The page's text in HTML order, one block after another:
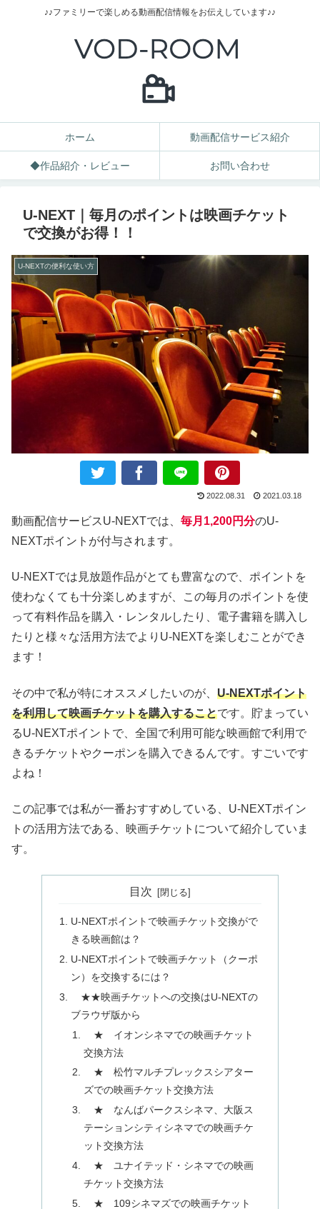
♪♪ファミリーで楽しめる動画配信情報をお伝えしています♪♪
ホーム 動画配信サービス紹介
◆作品紹介・レビュー お問い合わせ
U-NEXT｜毎月のポイントは映画チケット
で交換がお得！！
U‐NEXTの便利な使い方
2022.08.31 2021.03.18
動画配信サービスU-NEXTでは、 毎月1,200円分のU-
NEXTポイントが付与されます。
U-NEXTでは見放題作品がとても豊富なので、ポイントを
使わなくても十分楽しめますが、この毎月のポイントを使
って有料作品を購入・レンタルしたり、電子書籍を購入し
たりと様々な活用方法でよりU-NEXTを楽しむことができ
ます！
その中で私が特にオススメしたいのが、 U-NEXTポイント
を利用して映画チケットを購入することです。貯まってい
るU-NEXTポイントで、全国で利用可能な映画館で利用で
きるチケットやクーポンを購入できるんです。すごいです
よね！
この記事では私が一番おすすめしている、U-NEXTポイン
トの活用方法である、映画チケットについて紹介していま
す。
目次
U-NEXTポイントで映画チケット交換がで
きる映画館は？
U-NEXTポイントで映画チケット（クーポ
ン）を交換するには？
★★映画チケットへの交換はU-NEXTの
ブラウザ版から
★ イオンシネマでの映画チケット
交換方法
★ 松竹マルチプレックスシアター
ズでの映画チケット交換方法
★ なんばパークスシネマ、大阪ス
テーションシティシネマでの映画チケ
ット交換方法
★ ユナイテッド・シネマでの映画
チケット交換方法
★ 109シネマズでの映画チケット